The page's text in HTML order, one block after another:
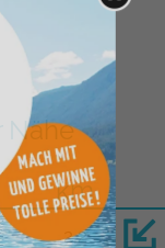
Nähe
km
2,2